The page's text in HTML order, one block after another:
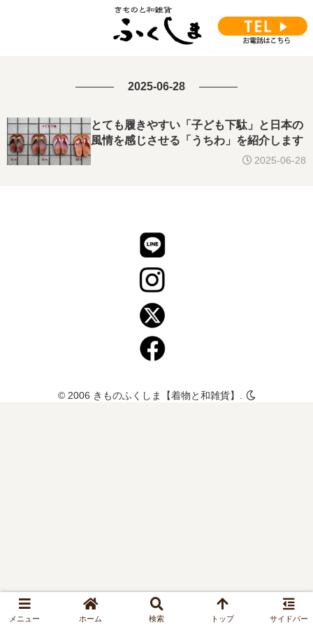
2025-06-28
とても履きやすい「子ども下駄」と日本の
風情を感じさせる「うちわ」を紹介します
2025-06-28
© 2006 きものふくしま【着物と和雑貨】.
メニュー ホーム 検索 トップ サイドバー